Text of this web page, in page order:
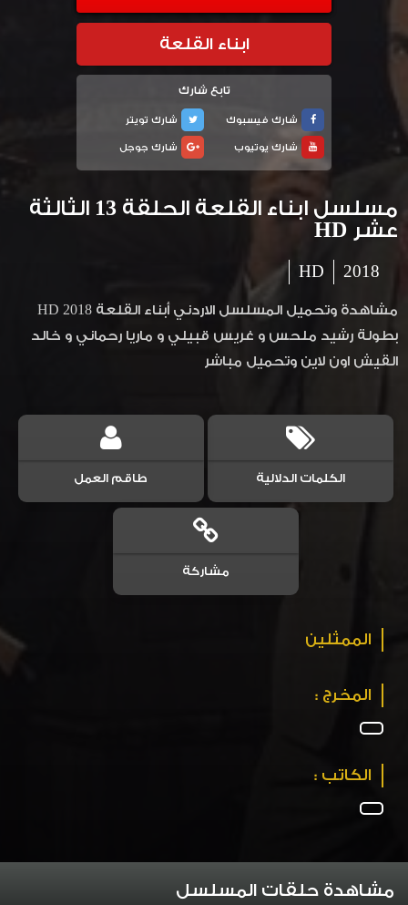
ابناء القلعة
تابع شارك
شارك فيسبوك
شارك تويتر
شارك يوتيوب
شارك جوجل
مسلسل ابناء القلعة الحلقة 13 الثالثة
عشر HD
2018
HD
مشاهدة وتحميل المسلسل الاردني أبناء القلعة 2018 HD
بطولة رشيد ملحس و غريس قبيلي و ماريا رحماني و خالد
القيش اون لاين وتحميل مباشر
الكلمات الدلالية طاقم العمل
مشاركة
الممثلين
المخرج :
الكاتب :
مشاهدة حلقات المسلسل